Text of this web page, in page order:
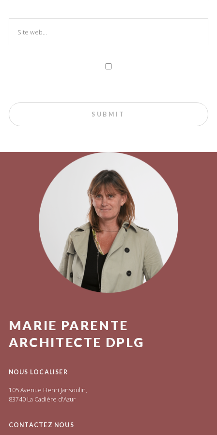
MARIE PARENTE
ARCHITECTE DPLG
NOUS LOCALISER
105 Avenue Henri Jansoulin,
83740 La Cadière d'Azur
CONTACTEZ NOUS